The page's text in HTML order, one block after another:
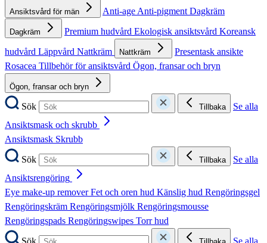
Ansiktsvård för män Anti-ageAnti-pigmentDagkräm
Dagkräm Premium hudvård Ekologisk ansiktsvård Koreansk
hudvård Läppvård Nattkräm Nattkräm
Presentask ansikte
Rosacea Tillbehör för ansiktsvård Ögon, fransar och bryn
Ögon, fransar och bryn
Sök Tillbaka
Se alla
Ansiktsmask och skrubb
Ansiktsmask Skrubb
Sök
Tillbaka
Se alla
Ansiktsrengöring
Eye make-up removerFet och oren hud Känslig hud Rengöringsgel
Rengöringskräm Rengöringsmjölk Rengöringsmousse
Rengöringspads Rengöringswipes Torr hud